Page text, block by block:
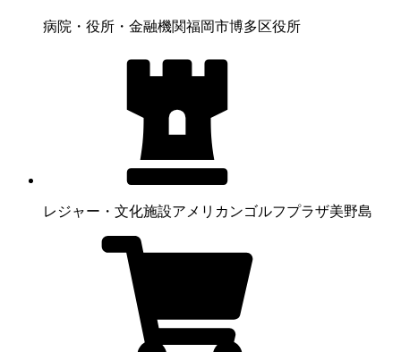
病院・役所・金融機関福岡市博多区役所
レジャー・文化施設アメリカンゴルフプラザ美野島